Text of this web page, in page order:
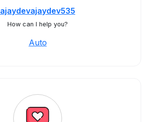
ajaydevajaydev535
How can I help you?
Auto